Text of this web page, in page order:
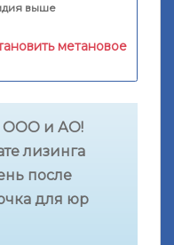
выше
метановое
ООО и АО!
лизинга
после
для юр